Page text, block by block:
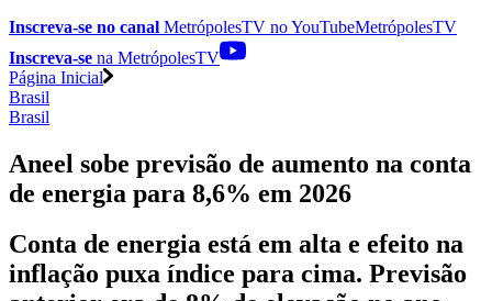
Inscreva-se no canal MetrópolesTV noYouTubeMetrópolesTV
Inscreva-se na MetrópolesTV
Página Inicial
Brasil
Brasil
Aneel sobe previsão de aumento na conta
de energia para 8,6% em 2026
Conta de energia está em alta e efeito na
inflação puxa índice para cima. Previsão